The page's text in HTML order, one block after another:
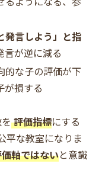
発言しよう」と指
言が逆に減る
的な子の評価が下
が損する
評価指標にする
平な教室になりま
軸ではないと意識